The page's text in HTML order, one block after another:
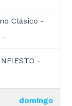
Clásico -
-
-
domingo